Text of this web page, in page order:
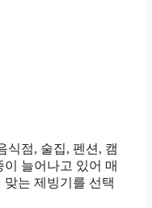
식점, 술집, 펜션, 캠
늘어나고 있어 매
는 제빙기를 선택